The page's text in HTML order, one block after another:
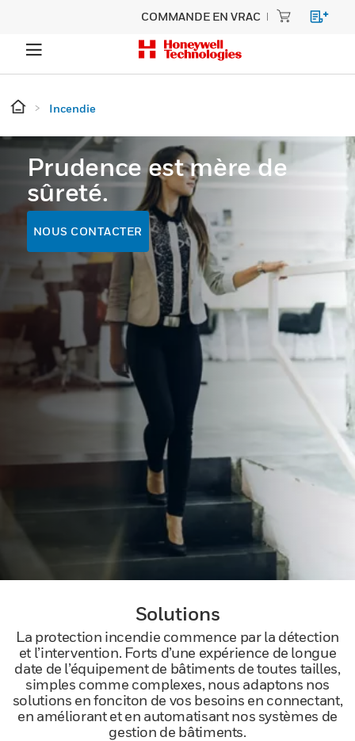
COMMANDE EN VRAC
Incendie
Prudence est mère de
sûreté.
NOUS CONTACTER
Solutions
La protection incendie commence par la détection
et l’intervention. Forts d’une expérience de longue
date de l’équipement de bâtiments de toutes tailles,
simples comme complexes, nous adaptons nos
solutions en fonciton de vos besoins en connectant,
en améliorant et en automatisant nos systèmes de
gestion de bâtiments.